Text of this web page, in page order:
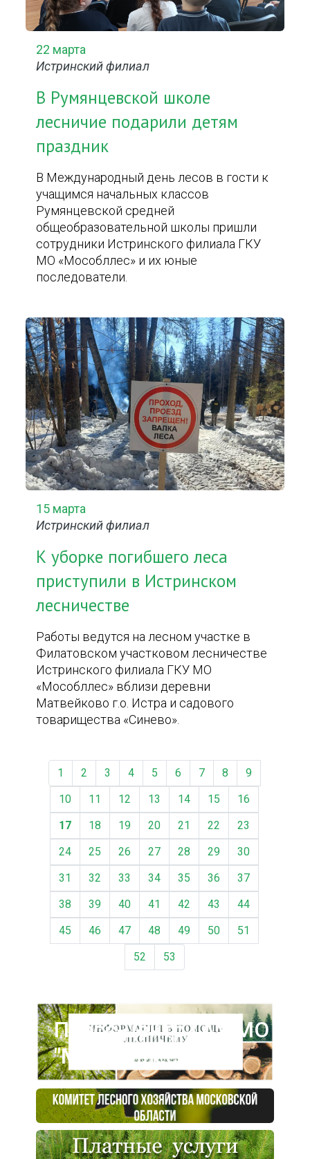
22 марта
Истринский филиал
В Румянцевской школе
лесничие подарили детям
праздник
В Международный день лесов в гости к
учащимся начальных классов
Румянцевской средней
общеобразовательной школы пришли
сотрудники Истринского филиала ГКУ
МО «Мособллес» и их юные
последователи.
15 марта
Истринский филиал
К уборке погибшего леса
приступили в Истринском
лесничестве
Работы ведутся на лесном участке в
Филатовском участковом лесничестве
Истринского филиала ГКУ МО
«Мособллес» вблизи деревни
Матвейково г.о. Истра и садового
товарищества «Синево».
1 2 3 4 5 6 7 8
9
10
11 12 13 14 15
16
17
18 19 20 21 22
23
24
25 26 27 28 29
30
31
32 33 34 35 36
37
38
39 40 41 42 43
44
45
46 47 48 49 50
51
52
53
Пресс-центр ГАУ МО
"Мособллес"